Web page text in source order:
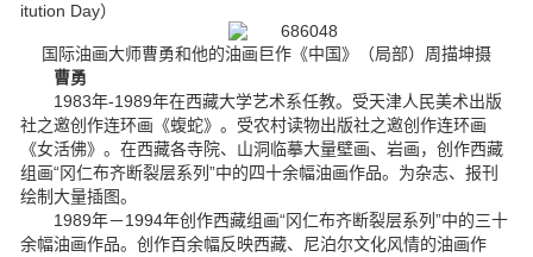
itution Day）
国际油画大师曹勇和他的油画巨作《中国》（局部）周描坤摄
曹勇
1983年-1989年在西藏大学艺术系任教。受天津人民美术出版
社之邀创作连环画《蝮蛇》。受农村读物出版社之邀创作连环画
《女活佛》。在西藏各寺院、山洞临摹大量壁画、岩画，创作西藏
组画“冈仁布齐断裂层系列”中的四十余幅油画作品。为杂志、报刊
绘制大量插图。
1989年－1994年创作西藏组画“冈仁布齐断裂层系列”中的三十
余幅油画作品。创作百余幅反映西藏、尼泊尔文化风情的油画作